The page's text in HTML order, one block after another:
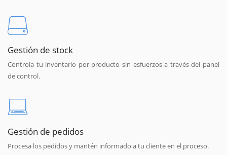
Gestión de stock
Controla tu inventario por producto sin esfuerzos a través del panel
de control.
Gestión de pedidos
Procesa los pedidos y mantén informado a tu cliente en el proceso.